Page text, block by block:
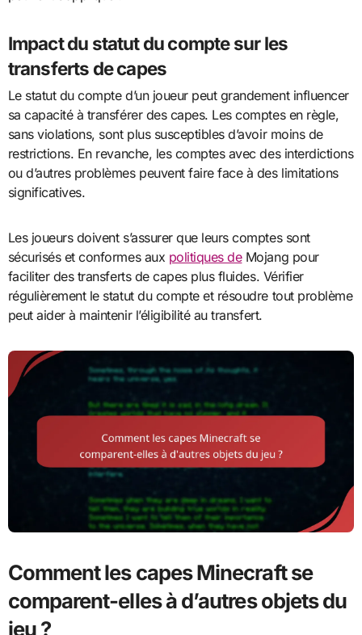
Impact du statut du compte sur les
transferts de capes
Le statut du compte d’un joueur peut grandement influencer
sa capacité à transférer des capes. Les comptes en règle,
sans violations, sont plus susceptibles d’avoir moins de
restrictions. En revanche, les comptes avec des interdictions
ou d’autres problèmes peuvent faire face à des limitations
significatives.
Les joueurs doivent s’assurer que leurs comptes sont
sécurisés et conformes aux politiques deMojang pour
faciliter des transferts de capes plus fluides. Vérifier
régulièrement le statut du compte et résoudre tout problème
peut aider à maintenir l’éligibilité au transfert.
Comment les capes Minecraft se
comparent-elles à d’autres objets du
jeu ?